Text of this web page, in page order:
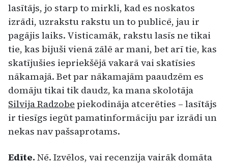
lasītājs, jo starp to mirkli, kad es noskatos
izrādi, uzrakstu rakstu un to publicē, jau ir
pagājis laiks. Visticamāk, rakstu lasīs ne tikai
tie, kas bijuši vienā zālē ar mani, bet arī tie, kas
skatījušies iepriekšējā vakarā vai skatīsies
nākamajā. Bet par nākamajām paaudzēm es
domāju tikai tik daudz, ka mana skolotāja
Silvija Radzobe piekodināja atcerēties – lasītājs
ir tiesīgs iegūt pamatinformāciju par izrādi un
nekas nav pašsaprotams.
Edīte. Nē. Izvēlos, vai recenzija vairāk domāta